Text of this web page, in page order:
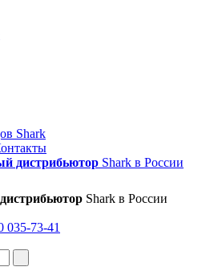
Shark
дистрибьютор Shark в России
Shark в России
035-73-41